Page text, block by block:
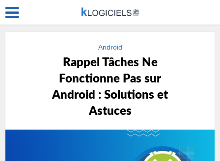
Android
Rappel Tâches Ne
Fonctionne Pas sur
Android : Solutions et
Astuces